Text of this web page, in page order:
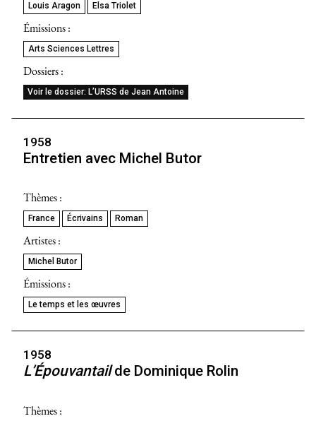
Louis Aragon Elsa Triolet
Émissions :
Arts Sciences Lettres
Dossiers :
Voir le dossier: L’URSS de Jean Antoine
1958
Entretien avec Michel Butor
Thèmes :
France Écrivains Roman
Artistes :
Michel Butor
Émissions :
Le temps et les œuvres
1958
L’Épouvantailde Dominique Rolin
Thèmes :